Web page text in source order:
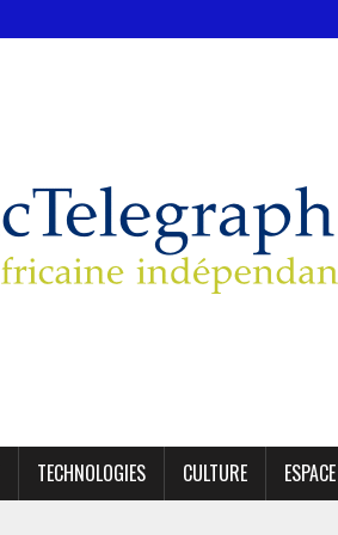
TECHNOLOGIES CULTURE